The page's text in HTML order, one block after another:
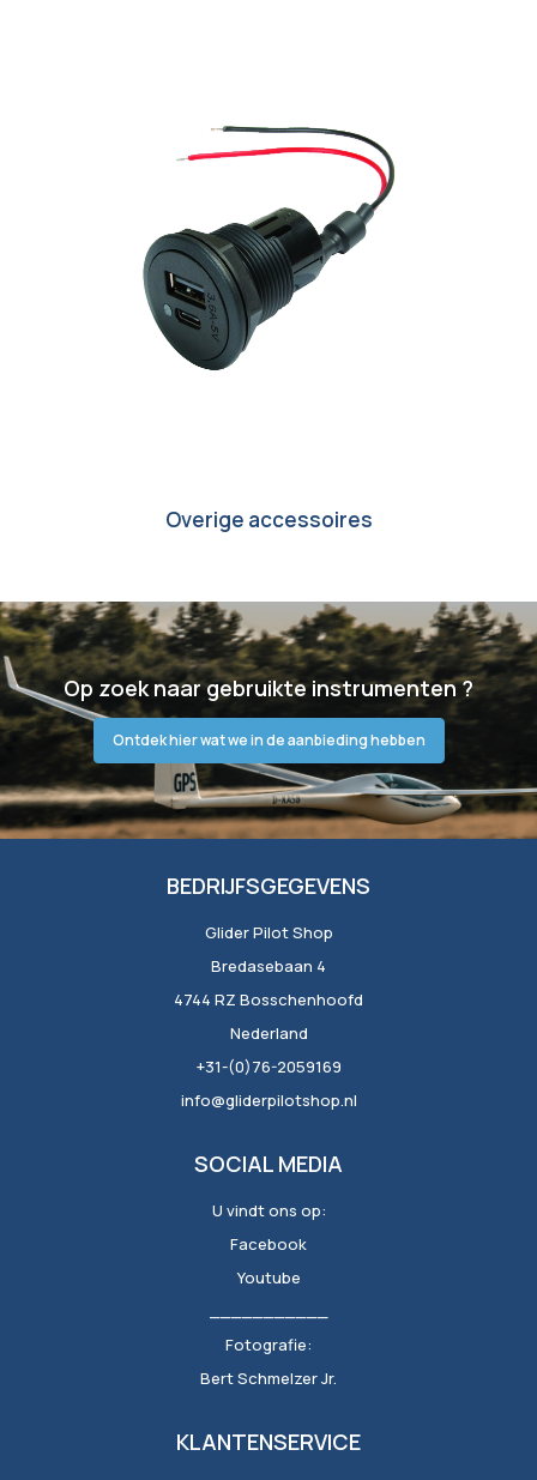
Overige accessoires
Op zoek naar gebruikte instrumenten ?
Ontdek hier wat we in de aanbieding hebben
BEDRIJFSGEGEVENS
Glider Pilot Shop
Bredasebaan 4
4744 RZ Bosschenhoofd
Nederland
+31-(0)76-2059169
info@gliderpilotshop.nl
SOCIAL MEDIA
U vindt ons op:
Facebook
Youtube
Fotografie:
Bert Schmelzer Jr.
KLANTENSERVICE